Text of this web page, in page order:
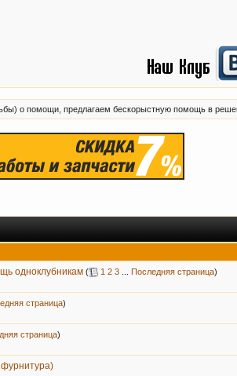
о помощи, предлагаем бескорыстную помощь в
одноклубникам ( 1 2 3 Последняя страница)
страница)
страница)